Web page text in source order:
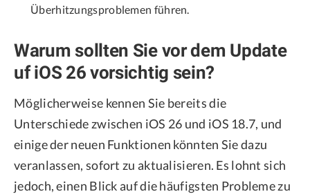
Überhitzungsproblemen führen.
Warum sollten Sie vor dem Update
uf iOS 26 vorsichtig sein?
Möglicherweise kennen Sie bereits die
Unterschiede zwischen iOS 26 und iOS 18.7, und
einige der neuen Funktionen könnten Sie dazu
veranlassen, sofort zu aktualisieren. Es lohnt sich
jedoch, einen Blick auf die häufigsten Probleme zu